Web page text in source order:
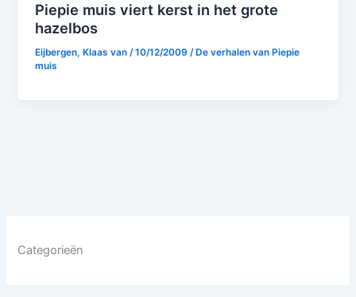
Categorieën
Piepie muis viert kerst in het grote
hazelbos
Eijbergen, Klaas van/10/12/2009/ De verhalen van Piepie
muis